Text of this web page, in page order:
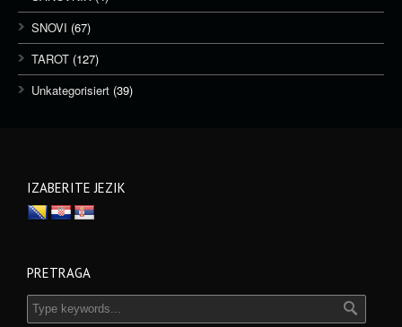
SNOVI (67)
TAROT (127)
Unkategorisiert (39)
IZABERITE JEZIK
PRETRAGA